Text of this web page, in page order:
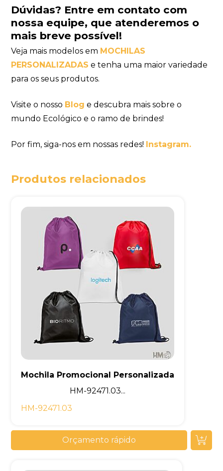
Dúvidas? Entre em contato com
nossa equipe, que atenderemos o
mais breve possível!
Veja mais modelos em MOCHILAS
PERSONALIZADAS e tenha uma maior variedade
para os seus produtos.
Visite o nosso Blog e descubra mais sobre o
mundo Ecológico e o ramo de brindes!
Por fim, siga-nos em nossas redes! Instagram.
Produtos relacionados
Mochila Promocional Personalizada
HM-92471.03...
HM-92471.03
Orçamento rápido